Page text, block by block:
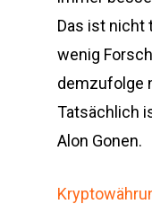
Das ist nicht
wenig
demzufolge
Tatsächlich
Alon Gonen.